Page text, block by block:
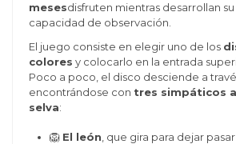
mesesdisfruten mientras desarrollan
capacidad de observación.
El juego consiste en elegir uno de los
colores y colocarlo en la entrada
Poco a poco, el disco desciende a
encontrándose con tres simpáticos
selva:
🦁 El león , que gira para dejar